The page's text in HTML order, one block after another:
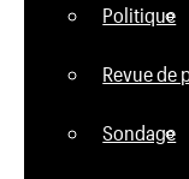
Politique
Revue de
Sondage